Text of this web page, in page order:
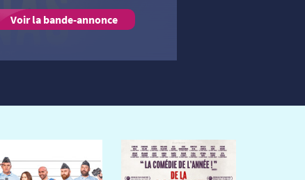
Voir la bande-annonce